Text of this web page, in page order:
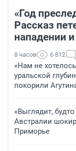
«Год
Рассказ
нападении
8 часов 6 812
«Нам не
уральской
покорили
«Выглядит,
Австралии
Приморье